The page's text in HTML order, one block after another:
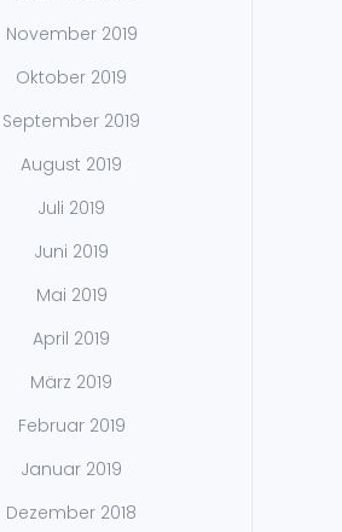
November 2019
Oktober 2019
September 2019
August 2019
Juli 2019
Juni 2019
Mai 2019
April 2019
März 2019
Februar 2019
Januar 2019
Dezember 2018